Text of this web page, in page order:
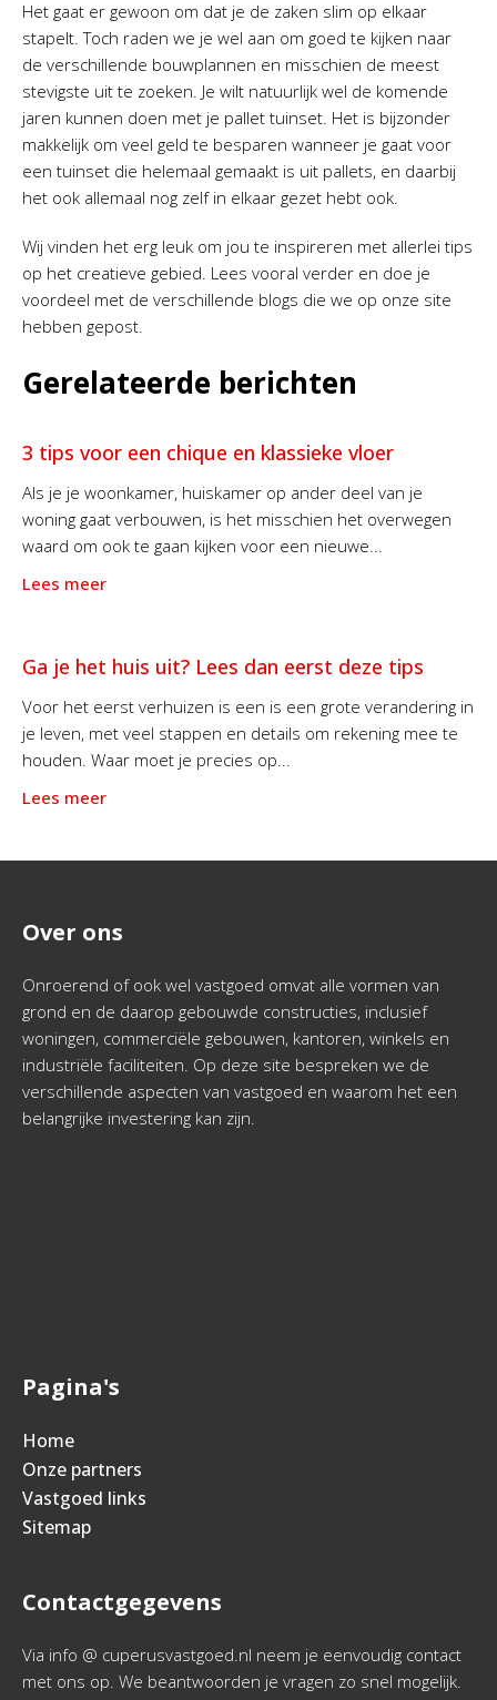
Het gaat er gewoon om dat je de zaken slim op elkaar
stapelt. Toch raden we je wel aan om goed te kijken naar
de verschillende bouwplannen en misschien de meest
stevigste uit te zoeken. Je wilt natuurlijk wel de komende
jaren kunnen doen met je pallet tuinset. Het is bijzonder
makkelijk om veel geld te besparen wanneer je gaat voor
een tuinset die helemaal gemaakt is uit pallets, en daarbij
het ook allemaal nog zelf in elkaar gezet hebt ook.
Wij vinden het erg leuk om jou te inspireren met allerlei tips
op het creatieve gebied. Lees vooral verder en doe je
voordeel met de verschillende blogs die we op onze site
hebben gepost.
Gerelateerde berichten
3 tips voor een chique en klassieke vloer
Als je je woonkamer, huiskamer op ander deel van je
woning gaat verbouwen, is het misschien het overwegen
waard om ook te gaan kijken voor een nieuwe...
Lees meer
Ga je het huis uit? Lees dan eerst deze tips
Voor het eerst verhuizen is een is een grote verandering in
je leven, met veel stappen en details om rekening mee te
houden. Waar moet je precies op...
Lees meer
Over ons
Onroerend of ook wel vastgoed omvat alle vormen van
grond en de daarop gebouwde constructies, inclusief
woningen, commerciële gebouwen, kantoren, winkels en
industriële faciliteiten. Op deze site bespreken we de
verschillende aspecten van vastgoed en waarom het een
belangrijke investering kan zijn.
Pagina's
Home
Onze partners
Vastgoed links
Sitemap
Contactgegevens
Via info @ cuperusvastgoed.nl neem je eenvoudig contact
met ons op. We beantwoorden je vragen zo snel mogelijk.